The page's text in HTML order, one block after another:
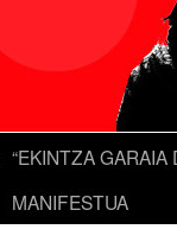
“EKINTZA GARAIA
MANIFESTUA